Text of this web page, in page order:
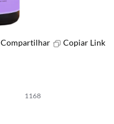
1168
Compartilhar Copiar Link